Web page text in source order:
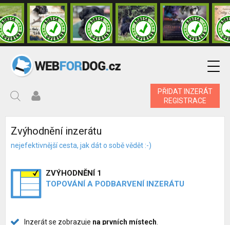
PŘIDAT INZERÁT
REGISTRACE
Zvýhodnění inzerátu
nejefektivnější cesta, jak dát o sobě vědět :-)
ZVÝHODNĚNÍ 1
TOPOVÁNÍ A PODBARVENÍ INZERÁTU
Inzerát se zobrazuje na prvních místech